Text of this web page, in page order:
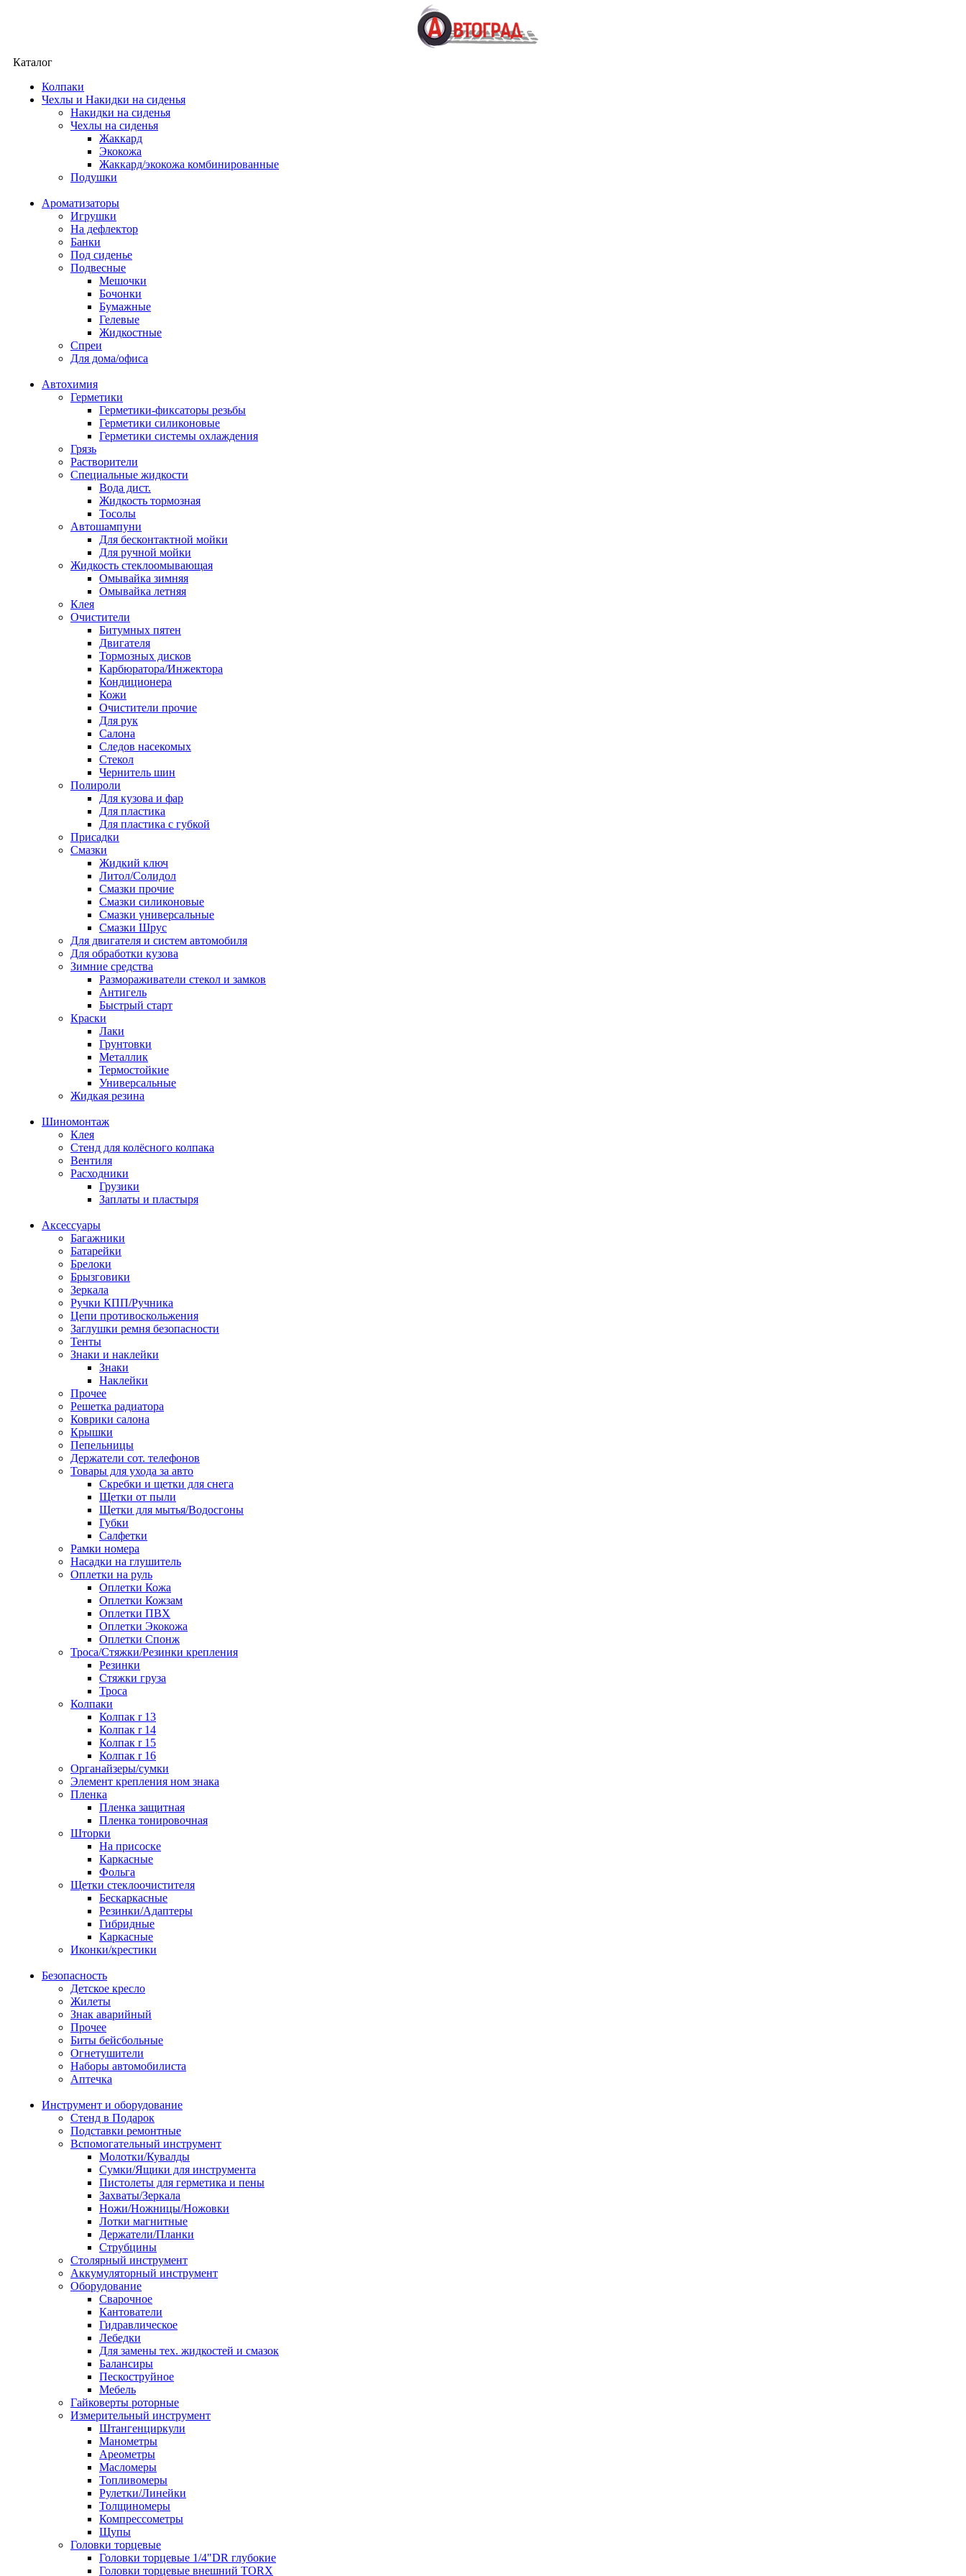
Каталог
Колпаки
Чехлы и Накидки на сиденья
Накидки на сиденья
Чехлы на сиденья
Жаккард
Экокожа
Жаккард/экокожа комбинированные
Подушки
Ароматизаторы
Игрушки
На дефлектор
Банки
Под сиденье
Подвесные
Мешочки
Бочонки
Бумажные
Гелевые
Жидкостные
Спреи
Для дома/офиса
Автохимия
Герметики
Герметики-фиксаторы резьбы
Герметики силиконовые
Герметики системы охлаждения
Грязь
Растворители
Специальные жидкости
Вода дист.
Жидкость тормозная
Тосолы
Автошампуни
Для бесконтактной мойки
Для ручной мойки
Жидкость стеклоомывающая
Омывайка зимняя
Омывайка летняя
Клея
Очистители
Битумных пятен
Двигателя
Тормозных дисков
Карбюратора/Инжектора
Кондиционера
Кожи
Очистители прочие
Для рук
Салона
Следов насекомых
Стекол
Чернитель шин
Полироли
Для кузова и фар
Для пластика
Для пластика с губкой
Присадки
Смазки
Жидкий ключ
Литол/Солидол
Смазки прочие
Смазки силиконовые
Смазки универсальные
Смазки Шрус
Для двигателя и систем автомобиля
Для обработки кузова
Зимние средства
Размораживатели стекол и замков
Антигель
Быстрый старт
Краски
Лаки
Грунтовки
Металлик
Термостойкие
Универсальные
Жидкая резина
Шиномонтаж
Клея
Стенд для колёсного колпака
Вентиля
Расходники
Грузики
Заплаты и пластыря
Аксессуары
Багажники
Батарейки
Брелоки
Брызговики
Зеркала
Ручки КПП/Ручника
Цепи противоскольжения
Заглушки ремня безопасности
Тенты
Знаки и наклейки
Знаки
Наклейки
Прочее
Решетка радиатора
Коврики салона
Крышки
Пепельницы
Держатели сот. телефонов
Товары для ухода за авто
Скребки и щетки для снега
Щетки от пыли
Щетки для мытья/Водосгоны
Губки
Салфетки
Рамки номера
Насадки на глушитель
Оплетки на руль
Оплетки Кожа
Оплетки Кожзам
Оплетки ПВХ
Оплетки Экокожа
Оплетки Спонж
Троса/Стяжки/Резинки крепления
Резинки
Стяжки груза
Троса
Колпаки
Колпак r 13
Колпак r 14
Колпак r 15
Колпак r 16
Органайзеры/сумки
Элемент крепления ном знака
Пленка
Пленка защитная
Пленка тонировочная
Шторки
На присоске
Каркасные
Фольга
Щетки стеклоочистителя
Бескаркасные
Резинки/Адаптеры
Гибридные
Каркасные
Иконки/крестики
Безопасность
Детское кресло
Жилеты
Знак аварийный
Прочее
Биты бейсбольные
Огнетушители
Наборы автомобилиста
Аптечка
Инструмент и оборудование
Стенд в Подарок
Подставки ремонтные
Вспомогательный инструмент
Молотки/Кувалды
Сумки/Ящики для инструмента
Пистолеты для герметика и пены
Захваты/Зеркала
Ножи/Ножницы/Ножовки
Лотки магнитные
Держатели/Планки
Струбцины
Столярный инструмент
Аккумуляторный инструмент
Оборудование
Сварочное
Кантователи
Гидравлическое
Лебедки
Для замены тех. жидкостей и смазок
Балансиры
Пескоструйное
Мебель
Гайковерты роторные
Измерительный инструмент
Штангенциркули
Манометры
Ареометры
Масломеры
Топливомеры
Рулетки/Линейки
Толщиномеры
Компрессометры
Щупы
Головки торцевые
Головки торцевые 1/4"DR глубокие
Головки торцевые внешний TORX